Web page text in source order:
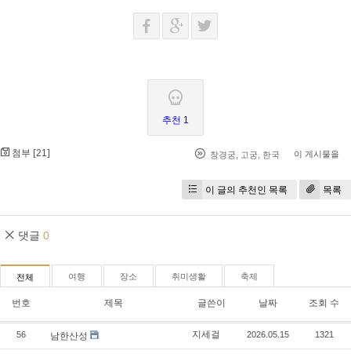
추천 1
첨부 [21] 창경궁 고궁 한국 이 게시물을
이 글의 추천인 목록 목록
댓글 0
전체 여행 장소 취미생활 축제
번호 제목 글쓴이 날짜 조회 수
56 남한산성 지세걸 2026.05.15 1321